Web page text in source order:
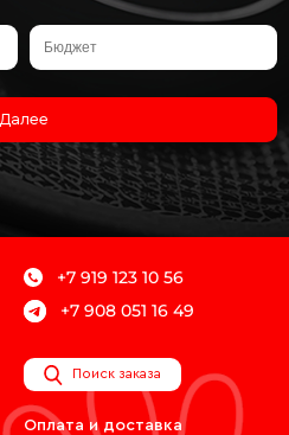
Далее
+7 919 123 10 56
+7 908 051 16 49
Поиск заказа
Оплата и доставка